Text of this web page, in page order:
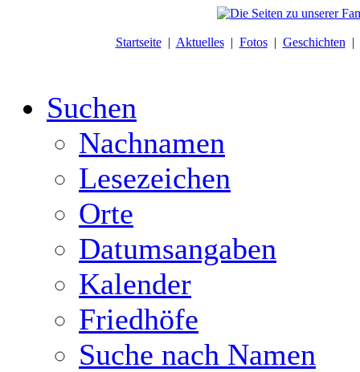
Startseite| Aktuelles| Fotos| Geschichten |
Suchen
Nachnamen
Lesezeichen
Orte
Datumsangaben
Kalender
Friedhöfe
Suche nach Namen